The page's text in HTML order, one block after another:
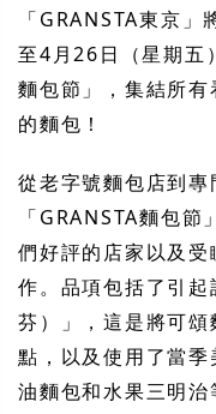
「GRANSTA東京
至4月26日（星期五
麵包節」，集結所
的麵包！
從老字號麵包店到專
「GRANSTA麵包
們好評的店家以及
作。品項包括了引
芬）」，這是將可
點，以及使用了當
油麵包和水果三明治